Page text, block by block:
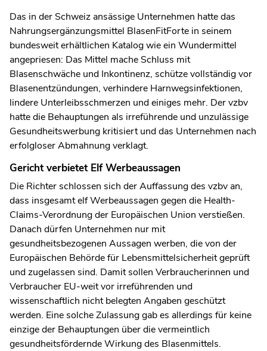
Das in der Schweiz ansässige Unternehmen hatte das
Nahrungsergänzungsmittel BlasenFitForte in seinem
bundesweit erhältlichen Katalog wie ein Wundermittel
angepriesen: Das Mittel mache Schluss mit
Blasenschwäche und Inkontinenz, schütze vollständig vor
Blasenentzündungen, verhindere Harnwegsinfektionen,
lindere Unterleibsschmerzen und einiges mehr. Der vzbv
hatte die Behauptungen als irreführende und unzulässige
Gesundheitswerbung kritisiert und das Unternehmen nach
erfolgloser Abmahnung verklagt.
Gericht verbietet Elf Werbeaussagen
Die Richter schlossen sich der Auffassung des vzbv an,
dass insgesamt elf Werbeaussagen gegen die Health-
Claims-Verordnung der Europäischen Union verstießen.
Danach dürfen Unternehmen nur mit
gesundheitsbezogenen Aussagen werben, die von der
Europäischen Behörde für Lebensmittelsicherheit geprüft
und zugelassen sind. Damit sollen Verbraucherinnen und
Verbraucher EU-weit vor irreführenden und
wissenschaftlich nicht belegten Angaben geschützt
werden. Eine solche Zulassung gab es allerdings für keine
einzige der Behauptungen über die vermeintlich
gesundheitsfördernde Wirkung des Blasenmittels.